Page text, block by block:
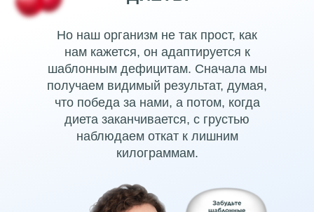
Но наш организм не так прост, как
нам кажется, он адаптируется к
шаблонным дефицитам. Сначала мы
получаем видимый результат, думая,
что победа за нами, а потом, когда
диета заканчивается, с грустью
наблюдаем откат к лишним
килограммам.